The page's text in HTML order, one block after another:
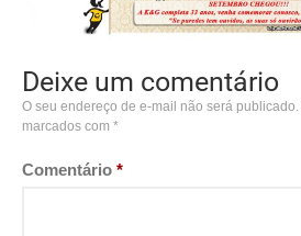
Deixe um comentário
O seu endereço de e-mail não será publicado.
marcados com *
Comentário *